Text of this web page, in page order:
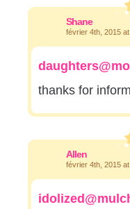
Shane
février 4th, 2015
thanks for
Allen
février 4th, 2015